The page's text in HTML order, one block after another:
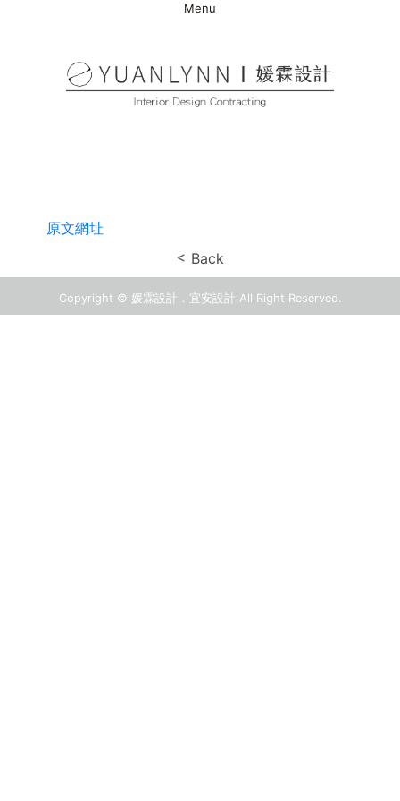
Menu
原文網址
Back
Copyright © 媛霖設計．宜安設計 All Right Reserved.